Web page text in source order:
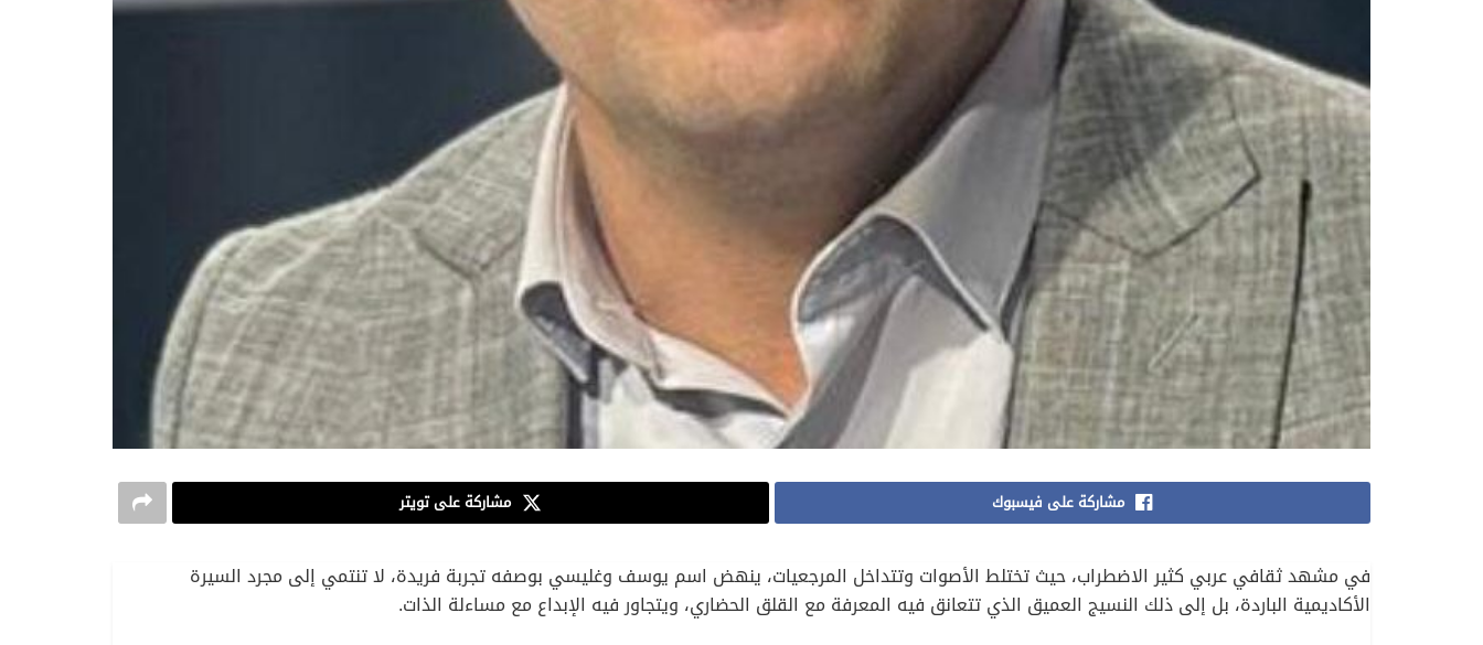
مشاركة على فيسبوك مشاركة على تويتر
في مشهد ثقافي عربي كثير الاضطراب، حيث تختلط الأصوات وتتداخل المرجعيات، ينهض اسم يوسف وغليسي بوصفه تجربة فريدة، لا تنتمي إلى مجرد السيرة
الأكاديمية الباردة، بل إلى ذلك النسيج العميق الذي تتعانق فيه المعرفة مع القلق الحضاري، ويتجاور فيه الإبداع مع مساءلة الذات.